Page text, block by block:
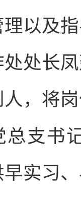
以及
处长
，将
总支书
实习